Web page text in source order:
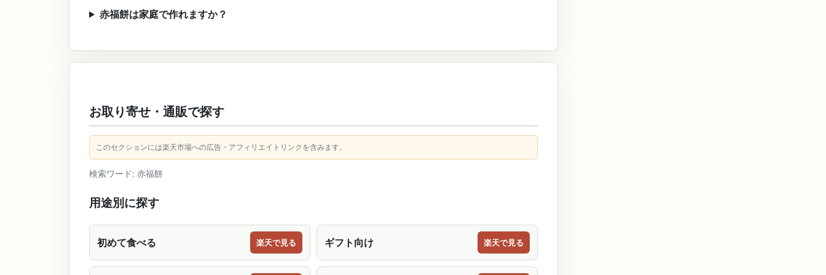
赤福餅は家庭で作れますか？
お取り寄せ・通販で探す
このセクションには楽天市場への広告・アフィリエイトリンクを含みます。
検索ワード: 赤福餅
用途別に探す
初めて食べる 楽天で見る ギフト向け 楽天で見る